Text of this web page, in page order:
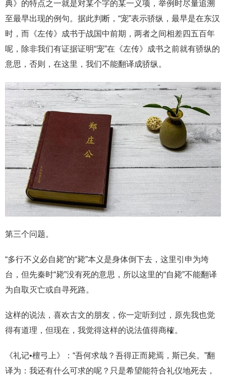
典》的特点之一就是对某个字的某一义项，举例时尽量追溯
至最早出现的例句。据此判断，“宠”表示骄纵，最早是在东汉
时，而《左传》成书于战国中前期，两者之间相差四五百年
呢，除非我们有证据证明“宠”在《左传》成书之前就有骄纵的
意思，否则，在这里，我们不能翻译成骄纵。
第三个问题。
“多行不义必自毙”的“毙”本义是身体倒下去，这里引申为垮
台，但先秦时“毙”没有死的意思，所以这里的“自毙”不能翻译
为自取灭亡或自寻死路。
这样的说法，喜欢古文的朋友，你一定听到过，原先我也觉
得有道理，但现在，我觉得这样的说法值得商榷。
《礼记•檀弓上》：“吾何求哉？吾得正而毙焉，斯已矣。”翻
译为：我还有什么可求的呢？只是希望能符合礼仪地死去，